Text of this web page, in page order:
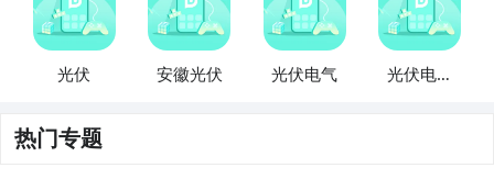
光伏 安徽光伏 光伏电气
光伏电站
热门专题